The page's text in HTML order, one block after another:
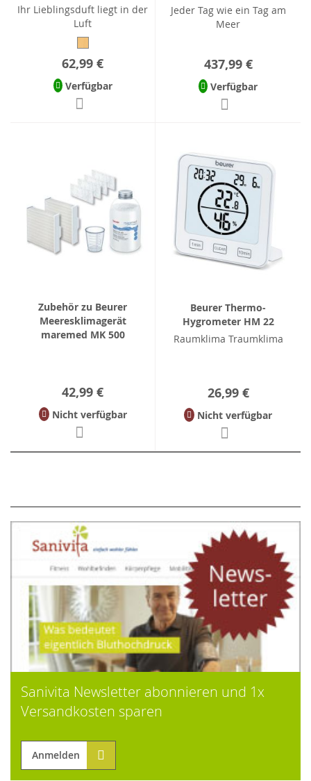
Ihr Lieblingsduft liegt in der
Luft
62,99 €
Verfügbar
Jeder Tag wie ein Tag am
Meer
437,99 €
Verfügbar
Zubehör zu Beurer
Meeresklimagerät
maremed MK 500
42,99 €
Nicht verfügbar
Beurer Thermo-
Hygrometer HM 22
Raumklima Traumklima
26,99 €
Nicht verfügbar
Sanivita Newsletter abonnieren und 1x
Versandkosten sparen
Anmelden